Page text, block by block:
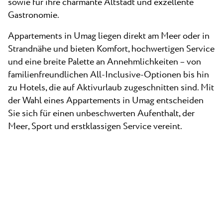
Gastronomie.
Appartements in Umag liegen direkt am Meer oder in
Strandnähe und bieten Komfort, hochwertigen Service
und eine breite Palette an Annehmlichkeiten – von
familienfreundlichen All-Inclusive-Optionen bis hin
zu Hotels, die auf Aktivurlaub zugeschnitten sind. Mit
der Wahl eines Appartements in Umag entscheiden
Sie sich für einen unbeschwerten Aufenthalt, der
Meer, Sport und erstklassigen Service vereint.